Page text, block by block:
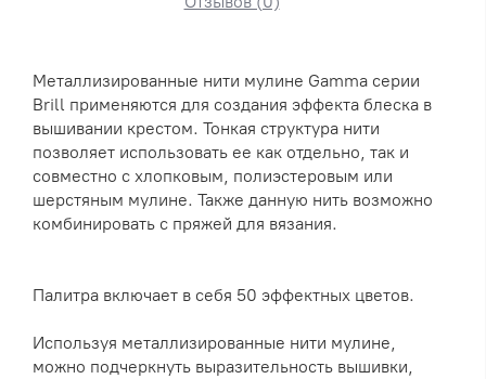
Металлизированные нити мулине Gamma серии
Brill применяются для создания эффекта блеска в
вышивании крестом. Тонкая структура нити
позволяет использовать ее как отдельно, так и
совместно с хлопковым, полиэстеровым или
шерстяным мулине. Также данную нить возможно
комбинировать с пряжей для вязания.
Палитра включает в себя 50 эффектных цветов.
Используя металлизированные нити мулине,
можно подчеркнуть выразительность вышивки,